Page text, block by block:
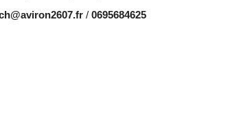
/ 0695684625